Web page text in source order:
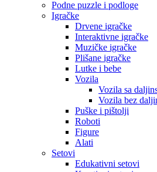
Podne puzzle i podloge
Igračke
Drvene igračke
Interaktivne igračke
Muzičke igračke
Plišane igračke
Lutke i bebe
Vozila
Vozila sa
Vozila bez
Puške i pištolji
Roboti
Figure
Alati
Setovi
Edukativni setovi